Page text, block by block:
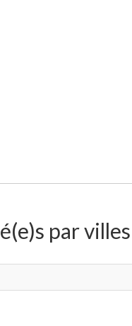
par